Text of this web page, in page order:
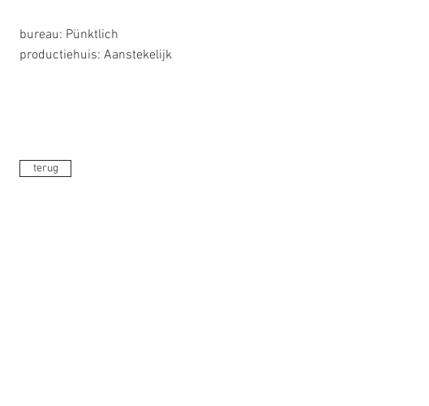
bureau: Pünktlich
productiehuis: Aanstekelijk
terug